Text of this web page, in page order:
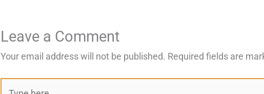
Leave a Comment
Your email address will not be published. Required fields are